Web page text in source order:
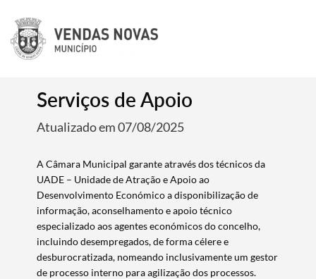
Serviços de Apoio
Atualizado em 07/08/2025
A Câmara Municipal garante através dos técnicos da
UADE – Unidade de Atração e Apoio ao
Desenvolvimento Económico a disponibilização de
informação, aconselhamento e apoio técnico
especializado aos agentes económicos do concelho,
incluindo desempregados, de forma célere e
desburocratizada, nomeando inclusivamente um gestor
de processo interno para agilização dos processos.